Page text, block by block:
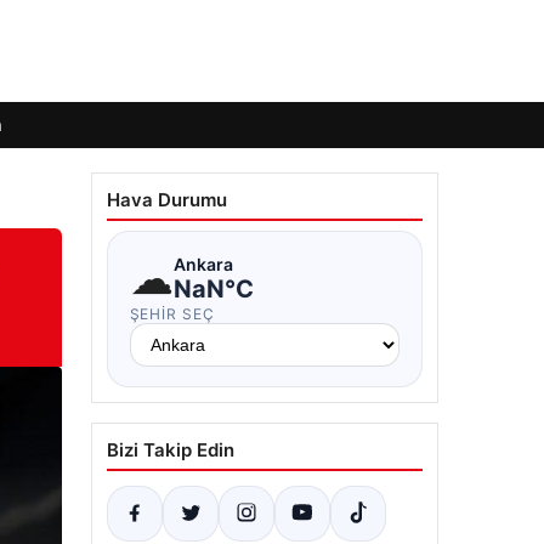
Hava Durumu
☁Ankara
NaN°C
ŞEHIR SEÇ
Bizi Takip Edin